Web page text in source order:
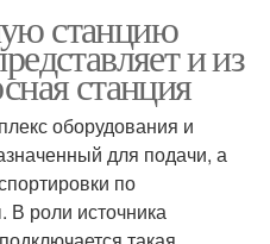
станцию
и из
станция
оборудования и
для подачи, а
по
В роли источника